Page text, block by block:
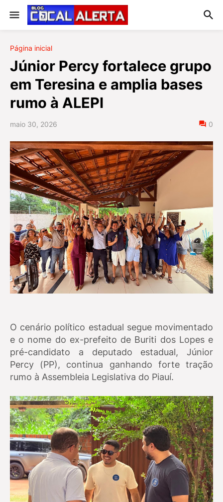
Página inicial
Júnior Percy fortalece grupo
em Teresina e amplia bases
rumo à ALEPI
maio 30, 2026 0
O cenário político estadual segue movimentado
e o nome do ex-prefeito de Buriti dos Lopes e
pré-candidato a deputado estadual, Júnior
Percy (PP), continua ganhando forte tração
rumo à Assembleia Legislativa do Piauí.